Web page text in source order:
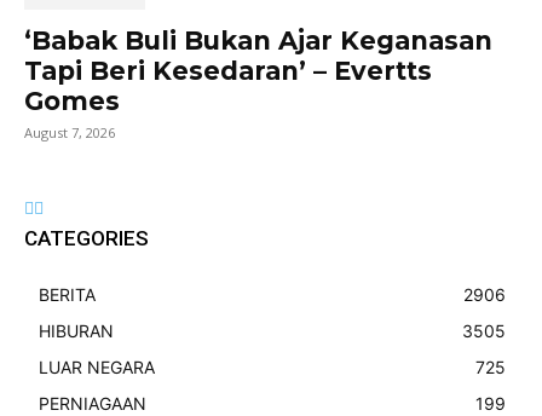
‘Babak Buli Bukan Ajar Keganasan
Tapi Beri Kesedaran’ – Evertts
Gomes
August 7, 2026
CATEGORIES
BERITA
2906
HIBURAN
3505
LUAR NEGARA
725
PERNIAGAAN
199